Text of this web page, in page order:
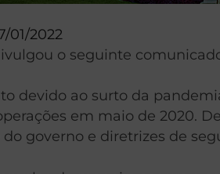
01/2022
o seguinte
devido ao surto da
em maio de 2020.
do governo e diretrizes de